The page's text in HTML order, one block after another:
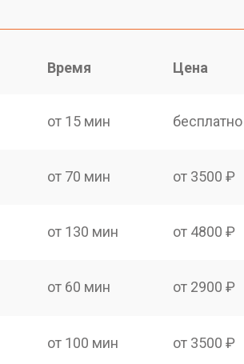
Время Цена
от 15 мин бесплатно
от 70 мин от 3500 ₽
от 130 мин от 4800 ₽
от 60 мин от 2900 ₽
от 100 мин от 3500 ₽